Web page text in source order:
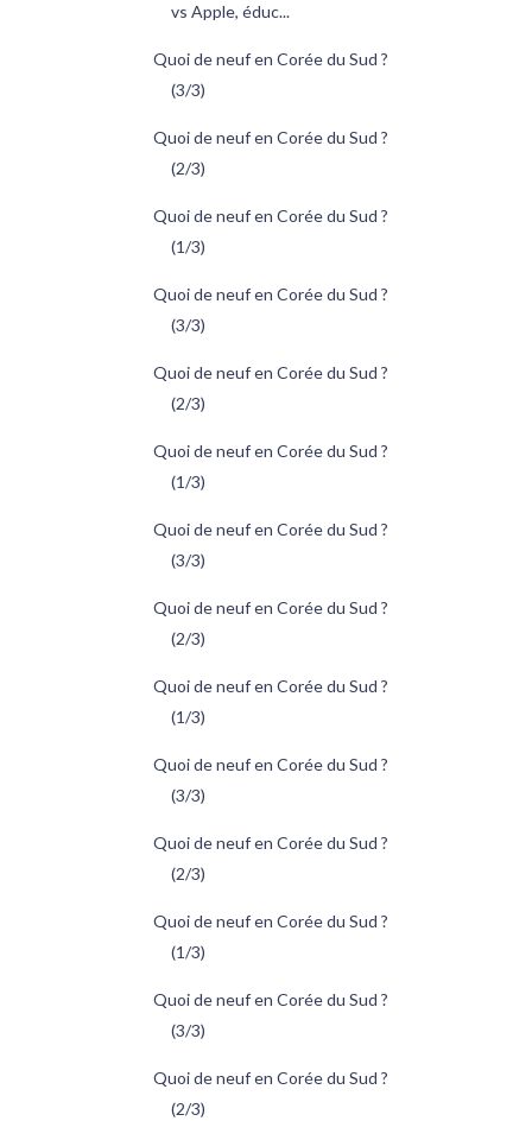
vs Apple, éduc...
Quoi de neuf en Corée du Sud ?
(3/3)
Quoi de neuf en Corée du Sud ?
(2/3)
Quoi de neuf en Corée du Sud ?
(1/3)
Quoi de neuf en Corée du Sud ?
(3/3)
Quoi de neuf en Corée du Sud ?
(2/3)
Quoi de neuf en Corée du Sud ?
(1/3)
Quoi de neuf en Corée du Sud ?
(3/3)
Quoi de neuf en Corée du Sud ?
(2/3)
Quoi de neuf en Corée du Sud ?
(1/3)
Quoi de neuf en Corée du Sud ?
(3/3)
Quoi de neuf en Corée du Sud ?
(2/3)
Quoi de neuf en Corée du Sud ?
(1/3)
Quoi de neuf en Corée du Sud ?
(3/3)
Quoi de neuf en Corée du Sud ?
(2/3)